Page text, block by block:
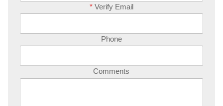
* Verify Email
Phone
Comments